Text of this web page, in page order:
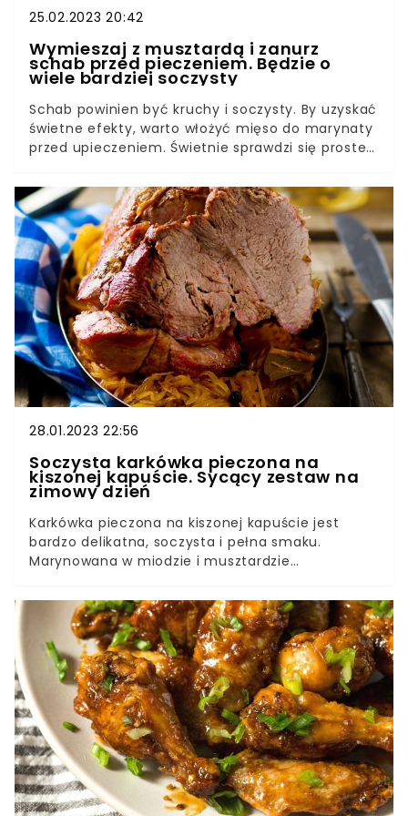
25.02.2023 20:42
Wymieszaj z musztardą i zanurz
schab przed pieczeniem. Będzie o
wiele bardziej soczysty
Schab powinien być kruchy i soczysty. By uzyskać
świetne efekty, warto włożyć mięso do marynaty
przed upieczeniem. Świetnie sprawdzi się proste
spróbować — bliscy będą zachwyceni.
28.01.2023 22:56
Soczysta karkówka pieczona na
kiszonej kapuście. Sycący zestaw na
zimowy dzień
Karkówka pieczona na kiszonej kapuście jest
bardzo delikatna, soczysta i pełna smaku.
Marynowana w miodzie i musztardzie
doskonałym połączeniem, które posmakuje
każdemu miłośnikowi mięsnych dań.Szukasz
pomysłu na szybki i pożywny obiad? Koniecznie
przygotuj karkówkę pieczoną. Sekretem smaku
jest kapusta kiszona i aromatyczne przyprawy.
Jedyne, co musisz zrobić, to zamarynować
mięso, przesmażyć kapustę i wszystko razem
włożyć do piekarnika. Karkówka będzie gotowa po
1,5 godziny pieczenia.Karkówkę pieczoną
przygotujesz z kilku podstawowych składników.
Mięso koniecznie natrzyj musztardą, miodem,
papryką mieloną i czosnkiem. Tak doprawiona